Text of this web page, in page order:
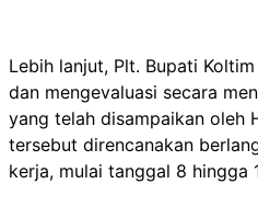
Lebih lanjut, Plt. Bupati
dan mengevaluasi secara
yang telah disampaikan oleh
tersebut direncanakan
kerja, mulai tanggal 8 hingga